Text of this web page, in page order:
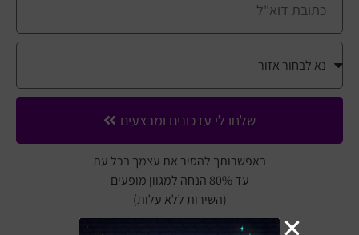
שלחו לי עדכונים ומבצעים
באפשרותך להסיר את עצמך בכל עת
עד 80% הנחה למגוון מופעים
(השירות ללא עלות)